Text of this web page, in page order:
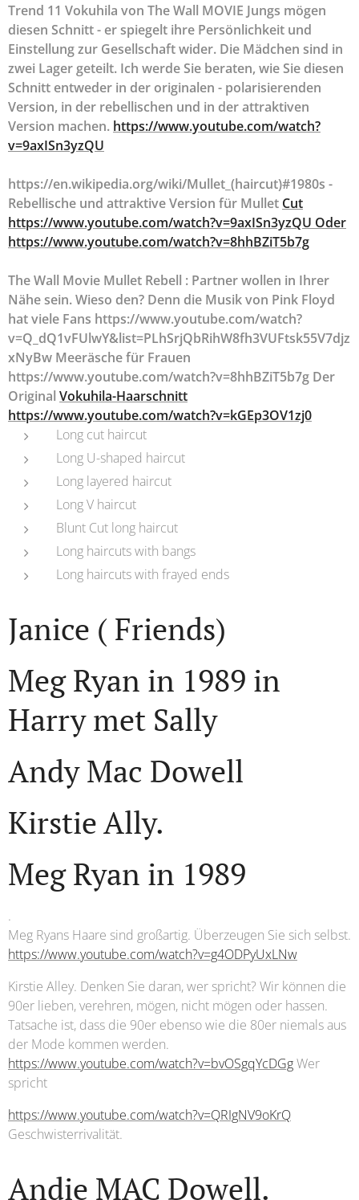
Trend 11 Vokuhila von The Wall MOVIE Jungs mögen
diesen Schnitt - er spiegelt ihre Persönlichkeit und
Einstellung zur Gesellschaft wider. Die Mädchen sind in
zwei Lager geteilt. Ich werde Sie beraten, wie Sie diesen
Schnitt entweder in der originalen - polarisierenden
Version, in der rebellischen und in der attraktiven
Version machen. https://www.youtube.com/watch?
v=9axISn3yzQU
https://en.wikipedia.org/wiki/Mullet_(haircut)#1980s -
Rebellische und attraktive Version für Mullet Cut
https://www.youtube.com/watch?v=9axISn3yzQU Oder
https://www.youtube.com/watch?v=8hhBZiT5b7g
The Wall Movie Mullet Rebell : Partner wollen in Ihrer
Nähe sein. Wieso den? Denn die Musik von Pink Floyd
hat viele Fans https://www.youtube.com/watch?
v=Q_dQ1vFUlwY&list=PLhSrjQbRihW8fh3VUFtsk55V7djz
xNyBw Meeräsche für Frauen
https://www.youtube.com/watch?v=8hhBZiT5b7g Der
Original Vokuhila-Haarschnitt
https://www.youtube.com/watch?v=kGEp3OV1zj0
Long cut haircut
Long U-shaped haircut
Long layered haircut
Long V haircut
Blunt Cut long haircut
Long haircuts with bangs
Long haircuts with frayed ends
Janice ( Friends)
Meg Ryan in 1989 in
Harry met Sally
Andy Mac Dowell
Kirstie Ally.
Meg Ryan in 1989
.
Meg Ryans Haare sind großartig. Überzeugen Sie sich selbst.
https://www.youtube.com/watch?v=g4ODPyUxLNw
Kirstie Alley. Denken Sie daran, wer spricht? Wir können die
90er lieben, verehren, mögen, nicht mögen oder hassen.
Tatsache ist, dass die 90er ebenso wie die 80er niemals aus
der Mode kommen werden.
https://www.youtube.com/watch?v=bvOSgqYcDGgWer
spricht
https://www.youtube.com/watch?v=QRIgNV9oKrQ
Geschwisterrivalität.
Andie MAC Dowell.